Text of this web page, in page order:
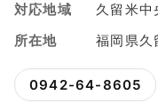
対応地域
久留米中
所在地
福岡県
0942-64-8605